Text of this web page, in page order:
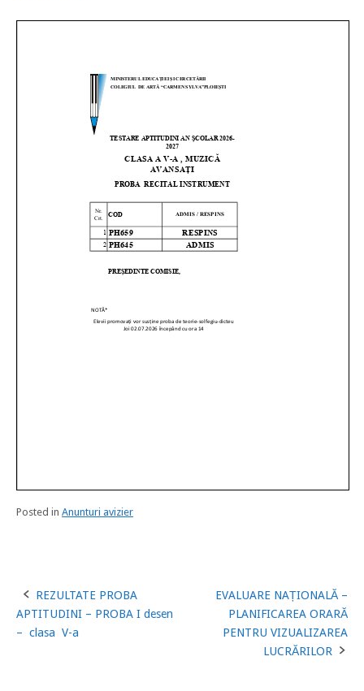
Posted in Anunturi avizier
Post
navigation
REZULTATE PROBA
APTITUDINI – PROBA I desen
– clasa V-a
EVALUARE NAȚIONALĂ –
PLANIFICAREA ORARĂ
PENTRU VIZUALIZAREA
LUCRĂRILOR